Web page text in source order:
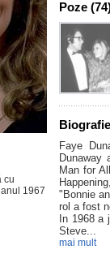
cu
1967
Poze
Biografie
Faye
Dunaway
Man for
"Bonnie
rol a fost
In 1968 a
Steve...
mai mult